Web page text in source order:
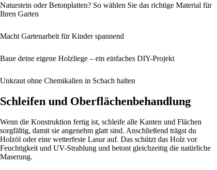
Naturstein oder Betonplatten? So wählen Sie das richtige Material für
Ihren Garten
Macht Gartenarbeit für Kinder spannend
Baue deine eigene Holzliege – ein einfaches DIY-Projekt
Unkraut ohne Chemikalien in Schach halten
Schleifen und Oberflächenbehandlung
Wenn die Konstruktion fertig ist, schleife alle Kanten und Flächen
sorgfältig, damit sie angenehm glatt sind. Anschließend trägst du
Holzöl oder eine wetterfeste Lasur auf. Das schützt das Holz vor
Feuchtigkeit und UV-Strahlung und betont gleichzeitig die natürliche
Maserung.